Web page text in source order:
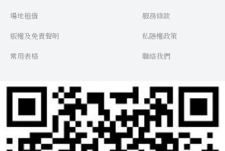
場地租借
服務條款
版權及免責聲明
私隱權政策
常用表格
聯絡我們